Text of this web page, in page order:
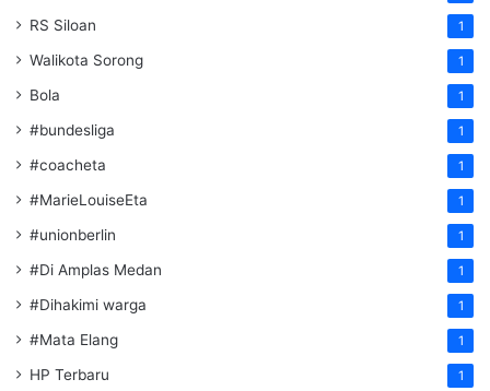
RS Siloan 1
Walikota Sorong 1
Bola 1
#bundesliga 1
#coacheta 1
#MarieLouiseEta 1
#unionberlin 1
#Di Amplas Medan 1
#Dihakimi warga 1
#Mata Elang 1
HP Terbaru 1